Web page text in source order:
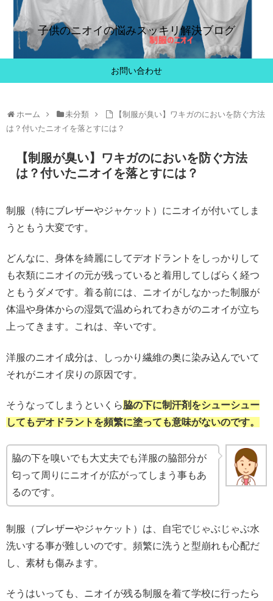
子供のニオイの悩みスッキリ解決ブログ
お問い合わせ
ホーム 未分類
【制服が臭い】ワキガのにおいを防ぐ方法
は？付いたニオイを落とすには？
【制服が臭い】ワキガのにおいを防ぐ方法
は？付いたニオイを落とすには？
制服（特にブレザーやジャケット）にニオイが付いてしま
うともう大変です。
どんなに、身体を綺麗にしてデオドラントをしっかりして
も衣類にニオイの元が残っていると着用してしばらく経つ
ともうダメです。着る前には、ニオイがしなかった制服が
体温や身体からの湿気で温められてわきがのニオイが立ち
上ってきます。これは、辛いです。
洋服のニオイ成分は、しっかり繊維の奥に染み込んでいて
それがニオイ戻りの原因です。
そうなってしまうといくら脇の下に制汗剤をシューシュー
してもデオドラントを頻繁に塗っても意味がないのです。
脇の下を嗅いでも大丈夫でも洋服の脇部分が
匂って周りにニオイが広がってしまう事もあ
るのです。
制服（ブレザーやジャケット）は、自宅でじゃぶじゃぶ水
洗いする事が難しいのです。頻繁に洗うと型崩れも心配だ
し、素材も傷みます。
そうはいっても、ニオイが残る制服を着て学校に行ったら